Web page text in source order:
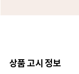
상품 고시 정보